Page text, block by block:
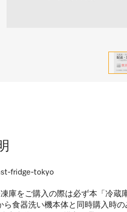
fridge-tokyo
庫をご購入の際は必ず本「冷蔵
食器洗い機本体と同時購入時の